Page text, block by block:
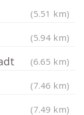
(5.51 km)
(5.94 km)
(6.65 km)
(7.46 km)
(7.49 km)